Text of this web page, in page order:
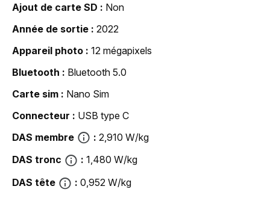
Ajout de carte SD
Non
Année de sortie
2022
Appareil photo
12 mégapixels
Bluetooth
Bluetooth 5.0
Carte sim
Nano Sim
Connecteur
USB type C
DAS membre
2,910 W/kg
DAS tronc
1,480 W/kg
DAS tête
0,952 W/kg